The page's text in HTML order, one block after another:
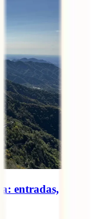
entradas,